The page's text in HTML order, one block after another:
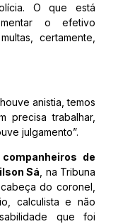
O que está
o efetivo
certamente,
anistia, temos
precisa trabalhar,
julgamento”.
de
Sá , na Tribuna
do coronel,
calculista e não
que foi